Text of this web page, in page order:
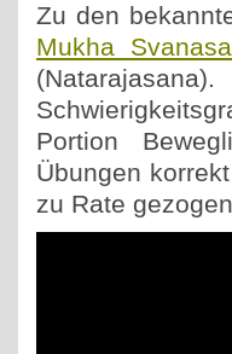
Zu den
Mukha
Portion
Übungen
zu Rate